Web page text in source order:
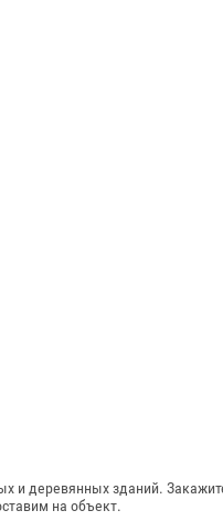
и деревянных зданий.
на объект.